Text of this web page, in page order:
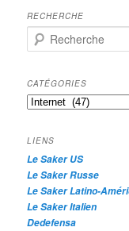
RECHERCHE
e
h
e
r
h
e
CATÉGORIES
Catégories
LIENS
Le Saker US
Le Saker Russe
Le Saker Latino-
Le Saker Italien
Dedefensa